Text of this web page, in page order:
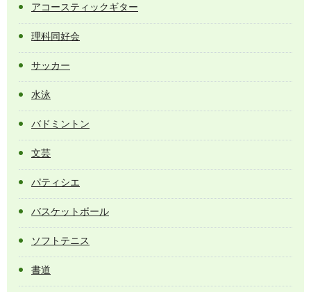
アコースティックギター
理科同好会
サッカー
水泳
バドミントン
文芸
パティシエ
バスケットボール
ソフトテニス
書道